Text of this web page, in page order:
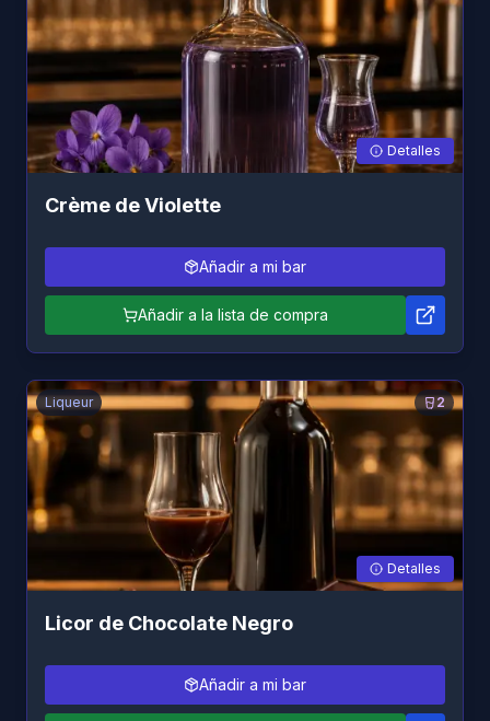
Detalles
Crème de Violette
Añadir a mi bar
Añadir a la lista de compra
2
Liqueur
Detalles
Licor de Chocolate Negro
Añadir a mi bar